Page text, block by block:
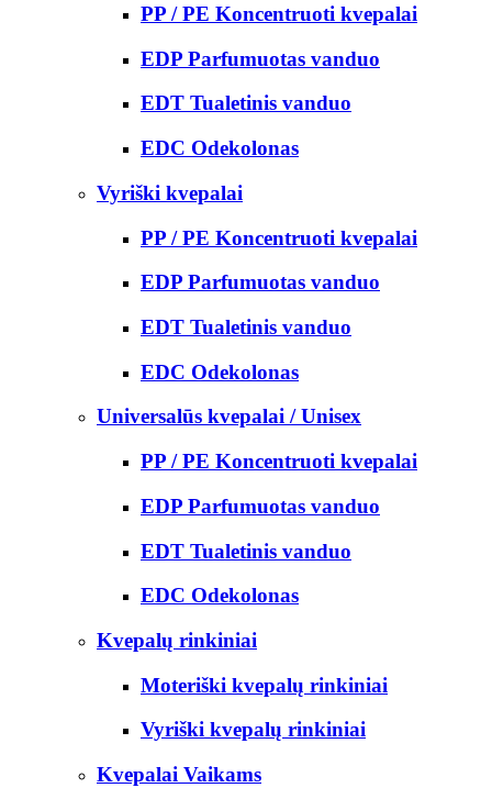
PP / PE Koncentruoti kvepalai
EDP Parfumuotas vanduo
EDT Tualetinis vanduo
EDC Odekolonas
Vyriški kvepalai
PP / PE Koncentruoti kvepalai
EDP Parfumuotas vanduo
EDT Tualetinis vanduo
EDC Odekolonas
Universalūs kvepalai / Unisex
PP / PE Koncentruoti kvepalai
EDP Parfumuotas vanduo
EDT Tualetinis vanduo
EDC Odekolonas
Kvepalų rinkiniai
Moteriški kvepalų rinkiniai
Vyriški kvepalų rinkiniai
Kvepalai Vaikams